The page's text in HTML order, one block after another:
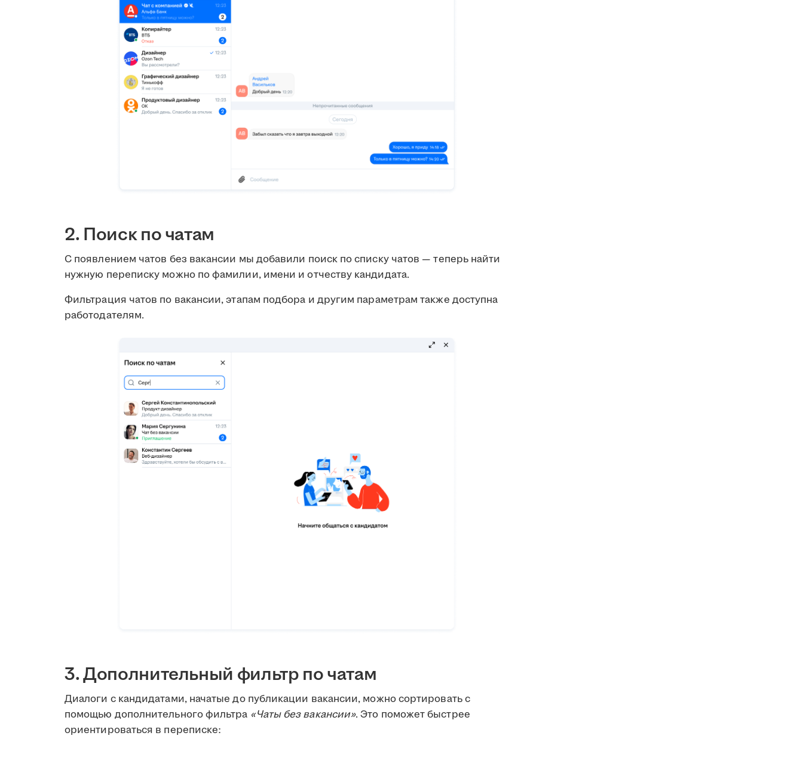
2. Поиск по чатам
С появлением чатов без вакансии мы добавили поиск по списку чатов — теперь найти
нужную переписку можно по фамилии, имени и отчеству кандидата.
Фильтрация чатов по вакансии, этапам подбора и другим параметрам также доступна
работодателям.
3. Дополнительный фильтр по чатам
Диалоги с кандидатами, начатые до публикации вакансии, можно сортировать с
помощью дополнительного фильтра «Чаты без вакансии». Это поможет быстрее
ориентироваться в переписке: